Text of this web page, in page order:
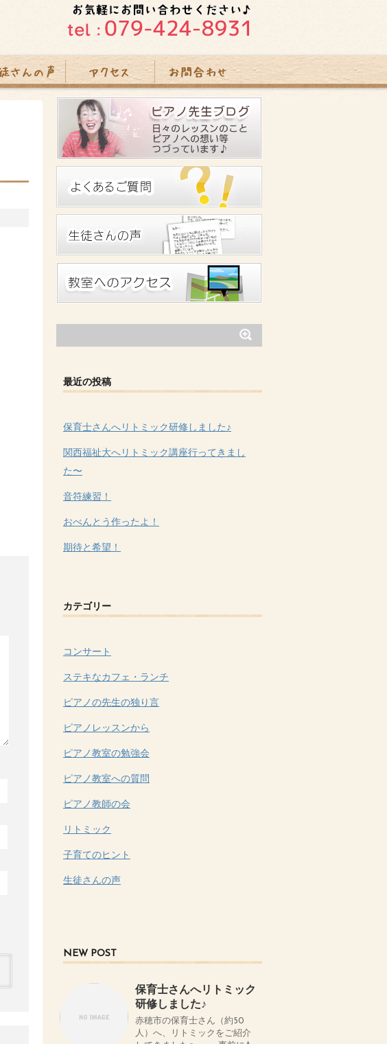
最近の投稿
保育士さんへリトミック研修しました♪
関西福祉大へリトミック講座行ってきまし
た〜
音符練習！
おべんとう作ったよ！
期待と希望！
カテゴリー
コンサート
ステキなカフェ・ランチ
ピアノの先生の独り言
ピアノレッスンから
ピアノ教室の勉強会
ピアノ教室への質問
ピアノ教師の会
リトミック
子育てのヒント
生徒さんの声
NEW POST
保育士さんへリトミック
研修しました♪
赤穂市の保育士さん（約50
人）へ、リトミックをご紹介